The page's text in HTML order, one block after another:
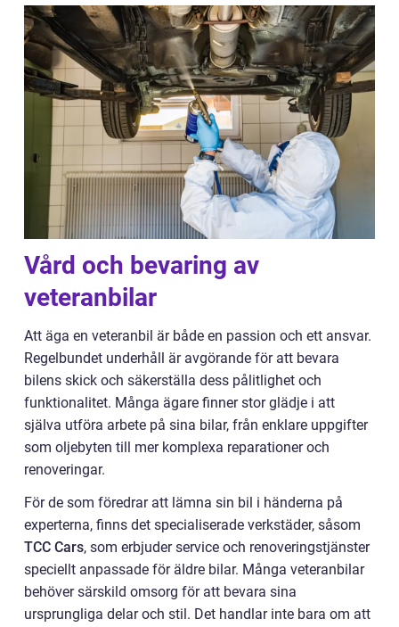
Vård och bevaring av
veteranbilar
Att äga en veteranbil är både en passion och ett ansvar.
Regelbundet underhåll är avgörande för att bevara
bilens skick och säkerställa dess pålitlighet och
funktionalitet. Många ägare finner stor glädje i att
själva utföra arbete på sina bilar, från enklare uppgifter
som oljebyten till mer komplexa reparationer och
renoveringar.
För de som föredrar att lämna sin bil i händerna på
experterna, finns det specialiserade verkstäder, såsom
TCC Cars, som erbjuder service och renoveringstjänster
speciellt anpassade för äldre bilar. Många veteranbilar
behöver särskild omsorg för att bevara sina
ursprungliga delar och stil. Det handlar inte bara om att